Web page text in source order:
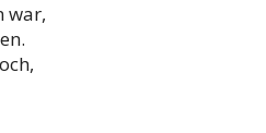
war,